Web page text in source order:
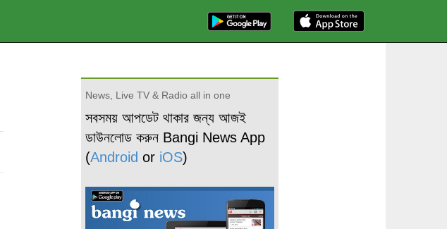
News, Live TV & Radio all in one
সবসময় আপডেট থাকার জন্য আজই
ডাউনলোড করুন Bangi News App
(Android or iOS)